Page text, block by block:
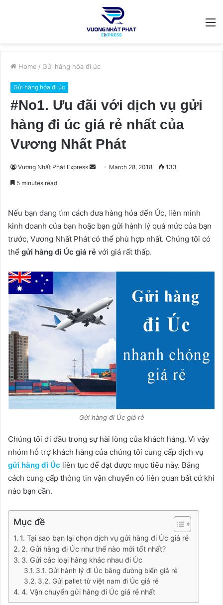
Home / Gửi hàng hóa đi úc
Gửi hàng hóa đi úc
#No1. Ưu đãi với dịch vụ gửi
hàng đi úc giá rẻ nhất của
Vương Nhất Phát
Vương Nhất Phát Express
Send March 28, 2018 133
5 minutes read
Nếu bạn đang tìm cách đưa hàng hóa đến Úc, liên minh
kinh doanh của bạn hoặc bạn gửi hành lý quá mức của bạn
trước, Vương Nhất Phát có thể phù hợp nhất. Chúng tôi có
thể gửi hàng đi Úc giá rẻ với giá rất thấp.
Gửi hàng đi Úc giá rẻ
Chúng tôi đi đầu trong sự hài lòng của khách hàng. Vì vậy
nhóm hỗ trợ khách hàng của chúng tôi cung cấp dịch vụ
gửi hàng đi Úc liên tục để đạt được mục tiêu này. Bằng
cách cung cấp thông tin vận chuyển có liên quan bất cứ khi
nào bạn cần.
Mục đề
1. Tại sao bạn lại chọn dịch vụ gửi hàng đi Úc giá rẻ
2. Gửi hàng đi Úc như thế nào mới tốt nhất?
3. Gửi các loại hàng khác nhau đi Úc
3.1. Gửi hành lý đi Úc bằng đường biển giá rẻ
3.2. Gửi pallet từ việt nam đi Úc giá rẻ
4. Vận chuyển gửi hàng đi Úc giá rẻ nhất